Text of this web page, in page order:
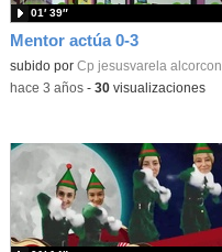
Mentor actúa 0-3
Contenido educativo.
subido por Cp jesusvarela alcorcon
01′ 39″
-hace 3 años- 30visualizaciones